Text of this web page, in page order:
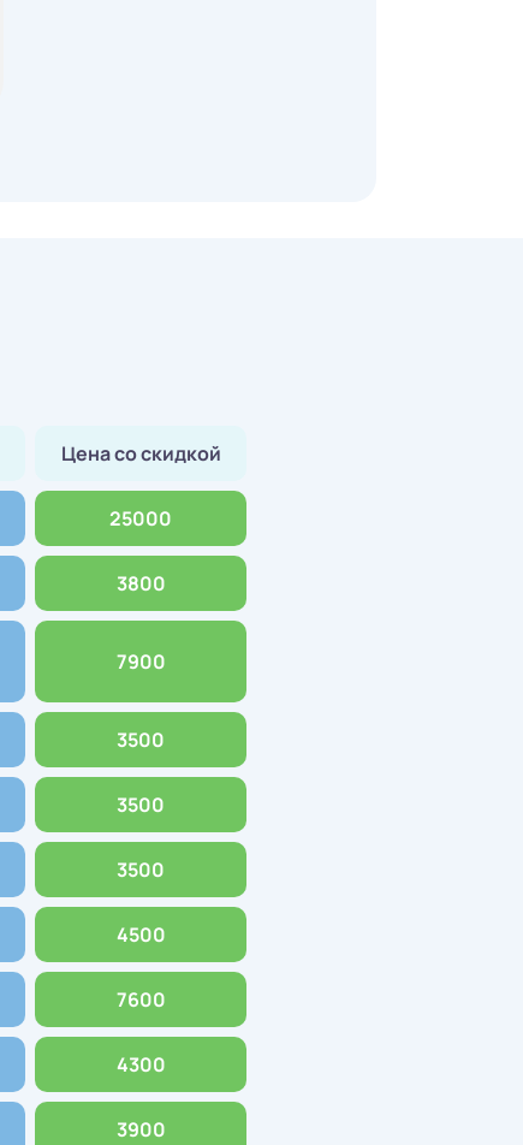
Цена со скидкой
25000
3800
7900
3500
3500
3500
4500
7600
4300
3900